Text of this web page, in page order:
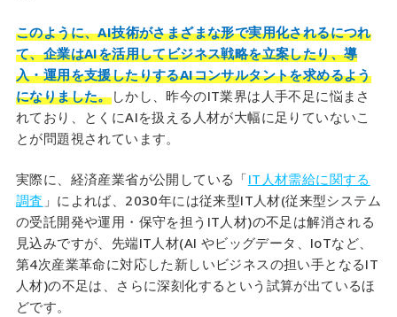
このように、AI技術がさまざまな形で実用化されるにつれ
て、企業はAIを活用してビジネス戦略を立案したり、導
入・運用を支援したりするAIコンサルタントを求めるよう
になりました。しかし、昨今のIT業界は人手不足に悩まさ
れており、とくにAIを扱える人材が大幅に足りていないこ
とが問題視されています。
実際に、経済産業省が公開している「IT人材需給に関する
調査 」によれば、2030年には従来型IT人材(従来型システム
の受託開発や運用・保守を担うIT人材)の不足は解消される
見込みですが、先端IT人材(AI やビッグデータ、IoTなど、
第4次産業革命に対応した新しいビジネスの担い手となるIT
人材)の不足は、さらに深刻化するという試算が出ているほ
どです。